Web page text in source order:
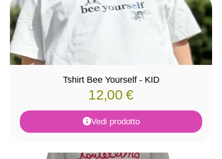
Tshirt Bee Yourself - KID
12,00€
Vedi prodotto